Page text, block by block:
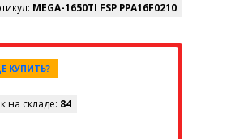
MEGA-1650TI FSP PPA16F0210
КУПИТЬ?
на складе: 84